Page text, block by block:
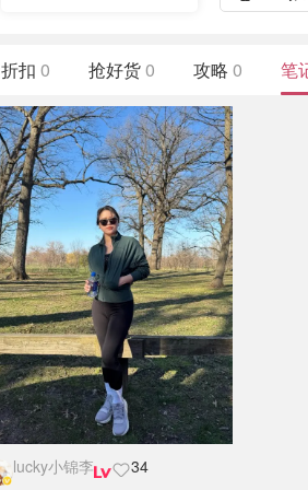
折扣 0 抢好货0 攻略 0 笔
lucky小锦李 34